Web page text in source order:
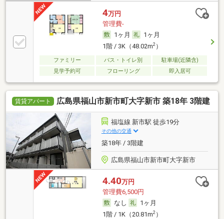
4万円
管理費-
1ヶ月
1ヶ月
1階 / 3K（48.02m2）
ファミリー バス・トイレ別
駐車場(近隣含)
見学予約可
フローリング 即入居可
賃貸アパート 広島県福山市新市町大字新市 築18年 3階建
福塩線 新市駅 徒歩19分
その他の交通
築18年 / 3階建
広島県福山市新市町大字新市
4.40万円
管理費6,500円
なし
1ヶ月
1階 / 1K（20.81m2）